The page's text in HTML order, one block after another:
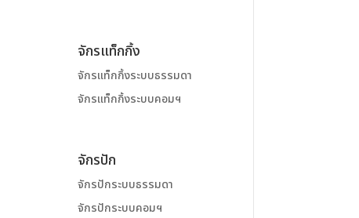
จักรแท็กกิ้ง
จักรแท็กกิ้งระบบธรรมดา
จักรแท็กกิ้งระบบคอมฯ
จักรปัก
จักรปักระบบธรรมดา
จักรปักระบบคอมฯ